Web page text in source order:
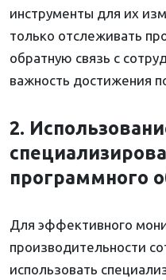
инструменты для их
только отслеживать
обратную связь с
важность достижения
2.
программного
Для эффективного
производительности
использовать